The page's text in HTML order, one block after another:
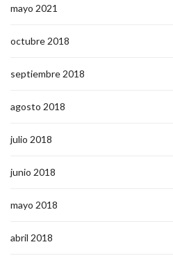
mayo 2021
octubre 2018
septiembre 2018
agosto 2018
julio 2018
junio 2018
mayo 2018
abril 2018